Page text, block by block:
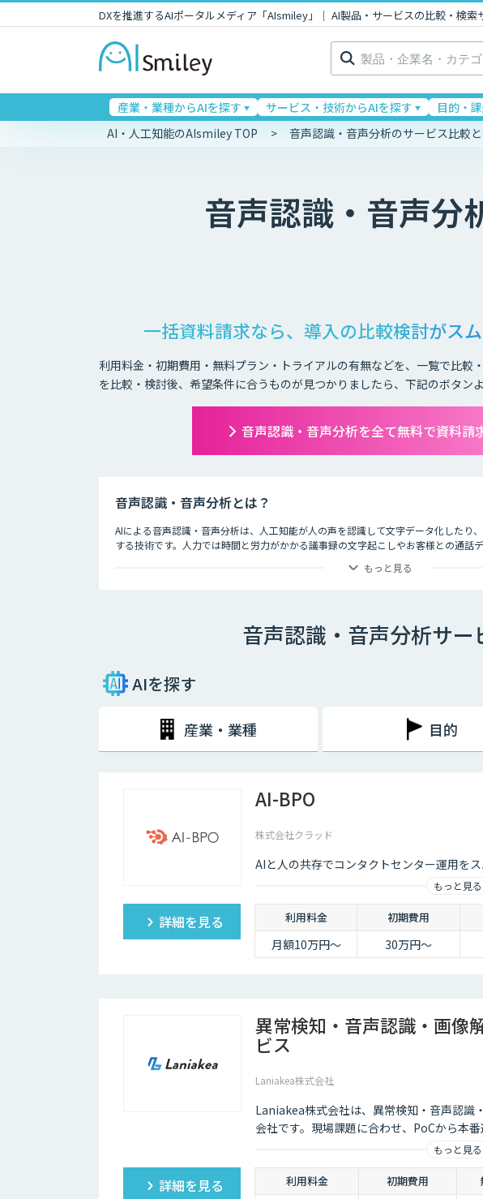
DXを推進するAIポータルメディア「AIsmiley」｜ AI製品・サービスの比較・検索
検
索:
産業・業種からAIを探す サービス・技術からAIを探す 目的・
AI・人工知能のAIsmiley TOP 音声認識・音声分析のサービス比較
音声認識・音声分
一括資料請求なら、導入の比較検討がス
利用料金・初期費用・無料プラン・トライアルの有無などを、一覧で比較
を比較・検討後、希望条件に合うものが見つかりましたら、下記のボタン
音声認識・音声分析を全て無料で資料請
音声認識・音声分析とは？
AIによる音声認識・音声分析は、人工知能が人の声を認識して文字データ化したり
する技術です。人力では時間と労力がかかる議事録の文字起こしやお客様との通話
もっと見る
音声認識・音声分析サ
AIを探す
産業・業種 目的
AI-BPO
株式会社クラッド
AIと人の共存でコンタクトセンター運用をス
もっと見る
詳細を見る 利用料金 初期費用
月額10万円〜 30万円〜
異常検知・音声認識・画像
ビス
Laniakea株式会社
Laniakea株式会社は、異常検知・音声認識
会社です。現場課題に合わせ、PoCから本
もっと見る
詳細を見る 利用料金 初期費用